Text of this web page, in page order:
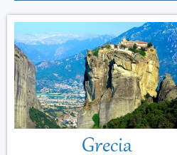
Grecia